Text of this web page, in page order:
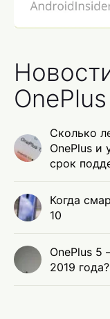
Сколько
OnePlus и
срок
Когда
10
OnePlus
2019 года?